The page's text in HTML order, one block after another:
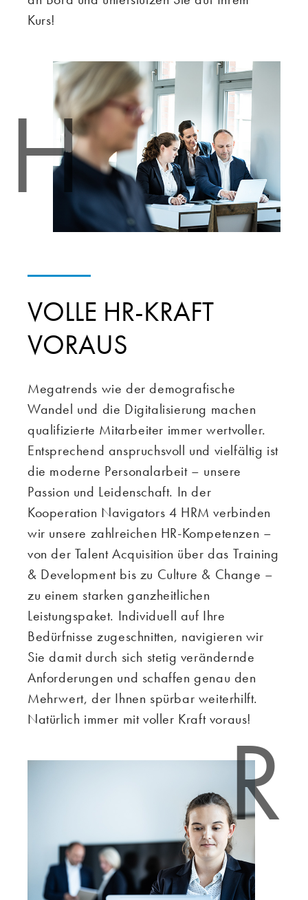
Kurs!
H
VOLLE HR-KRAFT
VORAUS
Megatrends wie der demografische
Wandel und die Digitalisierung machen
qualifizierte Mitarbeiter immer wertvoller.
Entsprechend anspruchsvoll und vielfältig ist
die moderne Personalarbeit – unsere
Passion und Leidenschaft. In der
Kooperation Navigators 4 HRM verbinden
wir unsere zahlreichen HR-Kompetenzen –
von der Talent Acquisition über das Training
& Development bis zu Culture & Change –
zu einem starken ganzheitlichen
Leistungspaket. Individuell auf Ihre
Bedürfnisse zugeschnitten, navigieren wir
Sie damit durch sich stetig verändernde
Anforderungen und schaffen genau den
Mehrwert, der Ihnen spürbar weiterhilft.
Natürlich immer mit voller Kraft voraus!R